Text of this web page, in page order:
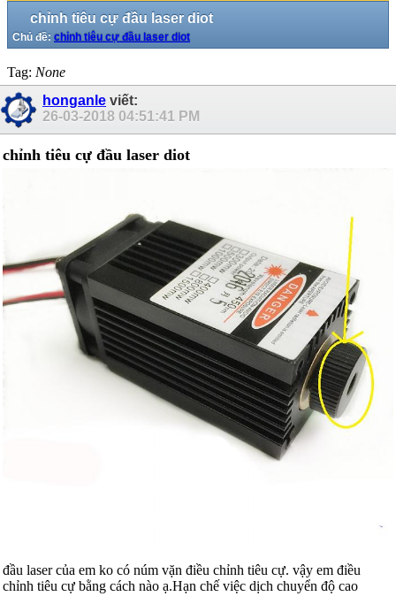
chỉnh tiêu cự đầu laser diot
Chủ đề: chỉnh tiêu cự đầu laser diot
Tag: None
honganle viết:
26-03-2018 04:51:41 PM
chỉnh tiêu cự đầu laser diot
đầu laser của em ko có núm vặn điều chỉnh tiêu cự. vậy em điều
chỉnh tiêu cự bằng cách nào ạ.Hạn chế việc dịch chuyển độ cao